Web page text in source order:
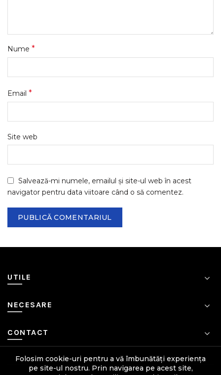
Nume *
Email *
Site web
Salvează-mi numele, emailul și site-ul web în acest
navigator pentru data viitoare când o să comentez.
UTILE
NECESARE
CONTACT
Folosim cookie-uri pentru a vă îmbunătăți experiența
pe site-ul nostru. Prin navigarea pe acest site,